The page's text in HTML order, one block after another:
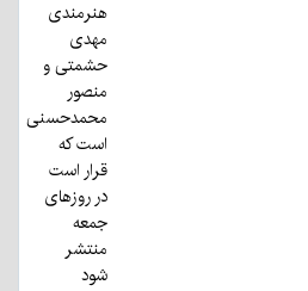
هنرمندی
مهدی
حشمتی و
منصور
محمدحسنی
است که
قرار است
در روزهای
جمعه
منتشر
شود